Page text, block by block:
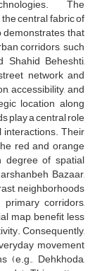
The
central fabric of
that
corridors, such
Shahid Beheshti,
network and
accessibility, and
location along
play a central role
Their
red and orange
degree of spatial
Bazaar,
neighborhoods
corridors,
map, benefit less
Consequently,
movement
(e.g., Dehkhoda,